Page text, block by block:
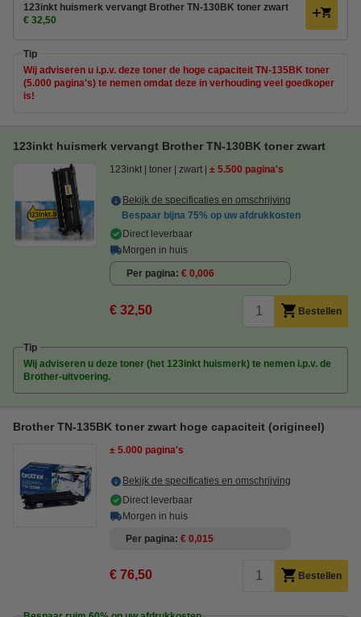
123inkt huismerk vervangt Brother TN-130BK toner zwart
€ 32,50
Tip
Wij adviseren u i.p.v. deze toner de hoge capaciteit TN-135BK toner
(5.000 pagina's) te nemen omdat deze in verhouding veel goedkoper
is!
123inkt huismerk vervangt Brother TN-130BK toner zwart
123inkt toner zwart ± 5.500 pagina's
Bekijk de specificaties en omschrijving
Bespaar bijna 75% op uw afdrukkosten
Direct leverbaar
Morgen in huis
Per pagina € 0,006
€ 32,50 Bestellen
Tip
Wij adviseren u deze toner (het 123inkt huismerk) te nemen i.p.v. de
Brother-uitvoering.
Brother TN-135BK toner zwart hoge capaciteit (origineel)
± 5.000 pagina's
Bekijk de specificaties en omschrijving
Direct leverbaar
Morgen in huis
Per pagina € 0,015
€ 76,50 Bestellen